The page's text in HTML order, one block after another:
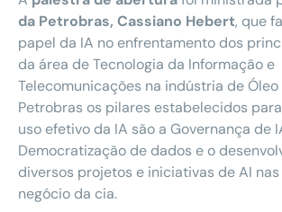
da Petrobras, Cassiano Hebert, que
papel da IA no enfrentamento dos
da área de Tecnologia da Informação e
Telecomunicações na indústria de Óleo
Petrobras os pilares estabelecidos
uso efetivo da IA são a Governança de
Democratização de dados e o
diversos projetos e iniciativas de AI
negócio da cia.